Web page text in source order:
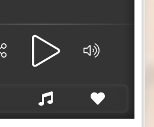
antincendio, sono stati
climatizzazione e
Squillace Lido. Grandi
finanziata con 292
il nuovo asilo nido a